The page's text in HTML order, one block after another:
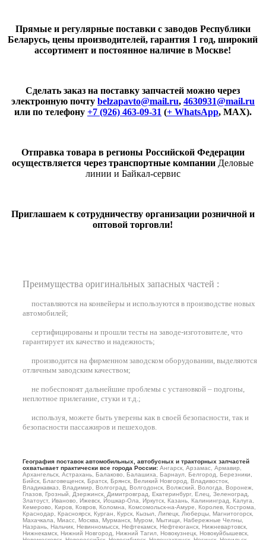
Прямые и регулярные поставки с заводов Республики
Беларусь, цены производителей, гарантия 1 год, широкий
ассортимент и постоянное наличие в Москве!
Сделать заказ на поставку запчастей можно через
электронную почту belzapavto@mail.ru, 4630931@mail.ru
или по телефону +7 (926) 463-09-31 (+ WhatsApp, MAX).
Отправка товара в регионы Российской Федерации
осуществляется через транспортные компании Деловые
линии и Байкал-сервис
Приглашаем к сотрудничеству организации розничной и
оптовой торговли!
Преимущества оригинальных запасных частей :
поставляются на конвейеры и используются в производстве новых
автомобилей;
сертифицированы и прошли тесты на заводе-изготовителе, что
гарантирует их качество и надежность;
производится на фирменном заводском оборудовании, выделяются
отличным заводским качеством;
не побеспокоят дальнейшие проблемы с установкой – подгоны,
неплотное прилегание, стуки и т.д.;
используя, можете быть уверены как в своей безопасности, так и
безопасности пассажиров и пешеходов.
География поставок автомобильных, автобусных и тракторных запчастей
охватывает практически все города России: Ангарск, Арзамас, Армавир,
Архангельск, Астрахань, Балаково, Балашиха, Барнаул, Белгород, Березники,
Бийск, Благовещенск, Братск, Брянск, Великий Новгород, Владивосток,
Владикавказ, Владимир, Волгоград, Волгодонск, Волжский, Вологда, Воронеж,
Глазов, Грозный, Дзержинск, Димитровград, Екатеринбург, Елец, Зеленоград,
Златоуст, Иваново, Ижевск, Йошкар-Ола, Иркутск, Казань, Калининград, Калуга,
Кемерово, Киров, Ковров, Коломна, Комсомольск-на-Амуре, Королев, Кострома,
Краснодар, Красноярск, Курган, Курск, Кызыл, Липецк, Люберцы, Магнитогорск,
Махачкала, Миасс, Москва, Мурманск, Муром, Мытищи, Набережные Челны,
Назрань, Нальчик, Невинномысск, Нефтекамск, Нефтеюганск, Нижневартовск,
Нижнекамск, Нижний Новгород, Нижний Тагил, Новокузнецк, Новокуйбышевск,